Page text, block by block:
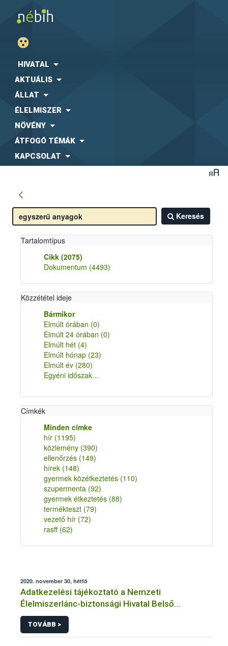
HIVATAL
AKTUÁLIS
ÁLLAT
ÉLELMISZER
NÖVÉNY
ÁTFOGÓ TÉMÁK
KAPCSOLAT
Keresés
Tartalomtípus
Cikk (2075)
Dokumentum (4493)
Közzététel ideje
Bármikor
Elmúlt órában (0)
Elmúlt 24 órában (0)
Elmúlt hét (4)
Elmúlt hónap (23)
Elmúlt év (280)
Egyéni időszak…
Címkék
Minden címke
hír (1195)
közlemény (390)
ellenőrzés (149)
hírek (148)
gyermek közétkeztetés (110)
szupermenta (92)
gyermek étkeztetés (88)
termékteszt (79)
vezető hír (72)
rasff (62)
2020. november 30, hétfő
Adatkezelési tájékoztató a Nemzeti
Élelmiszerlánc-biztonsági Hivatal Belső
Ellenőrzési és Audit Igazgatósága közhatalmi
eljárásaihoz kapcsolódó adatkezeléséhez
TOVÁBB >